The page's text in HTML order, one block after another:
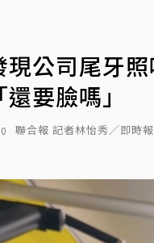
現公司尾牙
要臉嗎」
聯合報 記者林怡秀／即時